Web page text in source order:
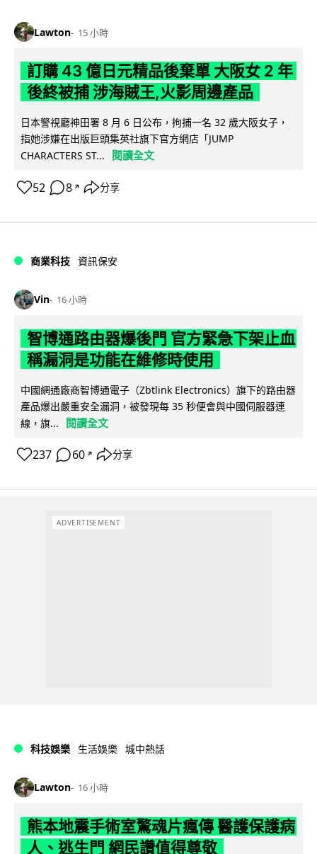
Lawton 15 小時
訂購 43 億日元精品後棄單 大阪女 2 年
後終被捕 涉海賊王,火影周邊產品
日本警視廳神田署 8 月 6 日公布，拘捕一名 32 歲大阪女子，
指她涉嫌在出版巨頭集英社旗下官方網店「JUMP
CHARACTERS ST...
閱讀全文
52 8 ↗ 分享
商業科技 資訊保安
Vin 16 小時
智博通路由器爆後門 官方緊急下架止血
稱漏洞是功能在維修時使用
中國網通廠商智博通電子（Zbtlink Electronics）旗下的路由器
產品爆出嚴重安全漏洞，被發現每 35 秒便會與中國伺服器連
線，旗...
閱讀全文
237 60 ↗ 分享
ADVERTISEMENT
科技娛樂 生活娛樂 城中熱話
Lawton 16 小時
熊本地震手術室驚魂片瘋傳 醫護保護病
人、逃生門 網民讚值得尊敬